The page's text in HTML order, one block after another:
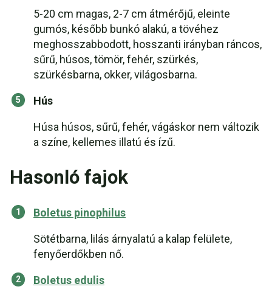
5-20 cm magas, 2-7 cm átmérőjű, eleinte
gumós, később bunkó alakú, a tövéhez
meghosszabbodott, hosszanti irányban ráncos,
sűrű, húsos, tömör, fehér, szürkés,
szürkésbarna, okker, világosbarna.
Hús
Húsa húsos, sűrű, fehér, vágáskor nem változik
a színe, kellemes illatú és ízű.
Hasonló fajok
Boletus pinophilus
Sötétbarna, lilás árnyalatú a kalap felülete,
fenyőerdőkben nő.
Boletus edulis